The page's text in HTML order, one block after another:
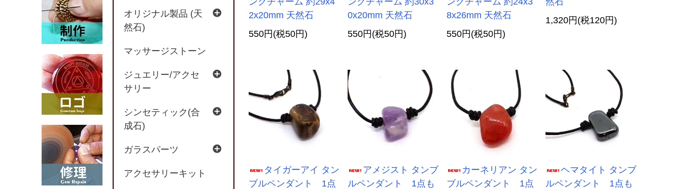
2x20mm 天然石
550円(税50円)
0x20mm 天然石
550円(税50円)
8x26mm 天然石
550円(税50円)
1,320円(税120円)
タイガーアイ タン
ブルペンダント 1点
アメジスト タンブ
ルペンダント 1点も
カーネリアン タン
ブルペンダント 1点
ヘマタイト タンブ
ルペンダント 1点も
オリジナル製品 (天
然石)
マッサージストーン
ジュエリー/アクセ
サリー
シンセティック(合
成石)
ガラスパーツ
アクセサリーキット